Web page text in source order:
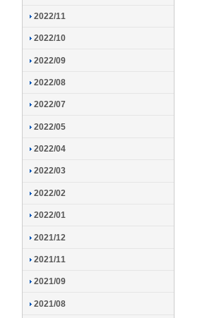
2022/11
2022/10
2022/09
2022/08
2022/07
2022/05
2022/04
2022/03
2022/02
2022/01
2021/12
2021/11
2021/09
2021/08